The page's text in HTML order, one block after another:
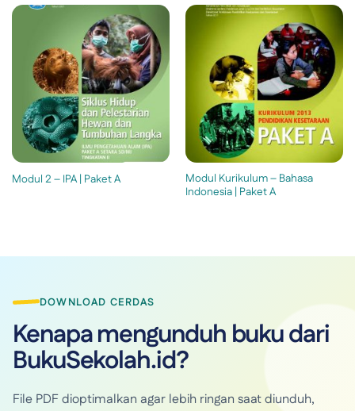
Modul 2 – IPA | Paket A
Modul Kurikulum – Bahasa
Indonesia | Paket A
DOWNLOAD CERDAS
Kenapa mengunduh buku dari
BukuSekolah.id?
File PDF dioptimalkan agar lebih ringan saat diunduh,